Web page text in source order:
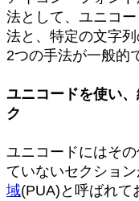
法として、ユニコ
法と、特定の文字
2つの手法が一般的
ユニコードを使い
ク
ユニコードにはそ
ていないセクショ
域(PUA)と呼ばれて